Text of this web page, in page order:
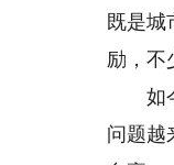
既是城
励，不
如今
问题越